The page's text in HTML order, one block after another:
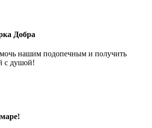
Добра
нашим подопечным и получить
с душой!